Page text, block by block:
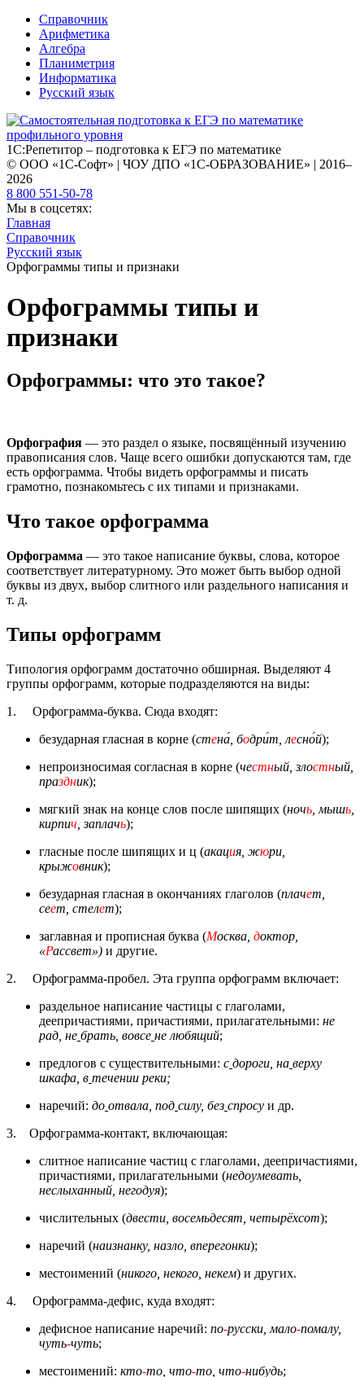
Справочник
Арифметика
Алгебра
Планиметрия
Информатика
Русский язык
1С:Репетитор – подготовка к ЕГЭ по математике
© ООО «1С-Софт» | ЧОУ ДПО «1С-ОБРАЗОВАНИЕ» | 2016–
2026
8 800 551-50-78
Мы в соцсетях:
Главная
Справочник
Русский язык
Орфограммы типы и признаки
Орфограммы типы и
признаки
Орфограммы: что это такое?
Орфография — это раздел о языке, посвящённый изучению
правописания слов. Чаще всего ошибки допускаются там, где
есть орфограмма. Чтобы видеть орфограммы и писать
грамотно, познакомьтесь с их типами и признаками.
Что такое орфограмма
Орфограмма — это такое написание буквы, слова, которое
соответствует литературному. Это может быть выбор одной
буквы из двух, выбор слитного или раздельного написания и
т. д.
Типы орфограмм
Типология орфограмм достаточно обширная. Выделяют 4
группы орфограмм, которые подразделяются на виды:
1. Орфограмма-буква. Сюда входят:
безударная гласная в корне (стена́, бодри́т, лесно́й);
непроизносимая согласная в корне (честный, злостный,
праздник);
мягкий знак на конце слов после шипящих (ночь , мышь
кирпич , заплачь);
гласные после шипящих и ц (акация, жюри,
крыжовник);
безударная гласная в окончаниях глаголов (плачет,
сеет, стелет);
заглавная и прописная буква (Москва, доктор,
«Рассвет») и другие.
2. Орфограмма-пробел. Эта группа орфограмм включает:
раздельное написание частицы с глаголами,
деепричастиями, причастиями, прилагательными: не
рад, не брать, вовсе не любящий;
предлогов с существительными: с дороги, на верху
шкафа, в течении реки;
наречий: до отвала, под силу, без спросу и др.
3. Орфограмма-контакт, включающая:
слитное написание частиц с глаголами, деепричастиями,
причастиями, прилагательными (недоумевать,
неслыханный, негодуя);
числительных (двести, восемьдесят, четырёхсот);
наречий (наизнанку, назло, вперегонки);
местоимений (никого, некого, некем) и других.
4. Орфограмма-дефис, куда входят:
дефисное написание наречий: по-русски, мало-помалу,
чуть-чуть;
местоимений: кто-то, что-то, что-нибудь;